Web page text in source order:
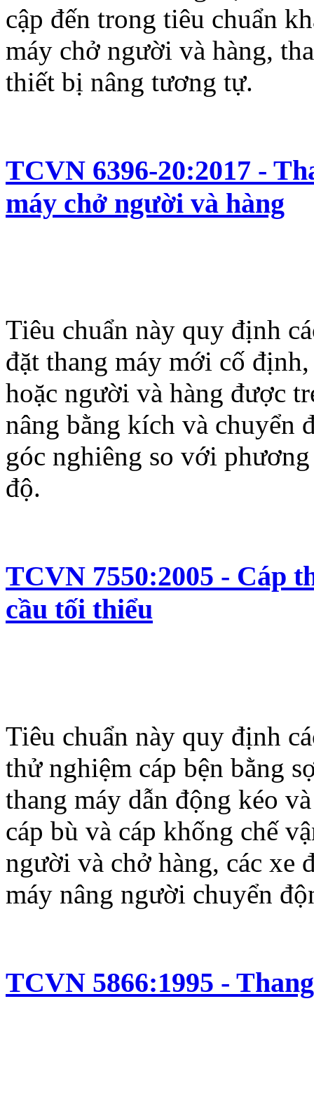
cập đến trong tiêu chuẩn
máy chở người và hàng,
thiết bị nâng tương tự.
TCVN 6396-20:2017 -
máy chở người và hàng
Tiêu chuẩn này quy định
đặt thang máy mới cố
hoặc người và hàng được
nâng bằng kích và chuyển
góc nghiêng so với
độ.
TCVN 7550:2005 - Cáp
cầu tối thiểu
Tiêu chuẩn này quy định
thử nghiệm cáp bện bằng
thang máy dẫn động kéo
cáp bù và cáp khống chế
người và chở hàng, các xe
máy nâng người chuyển
TCVN 5866:1995 -